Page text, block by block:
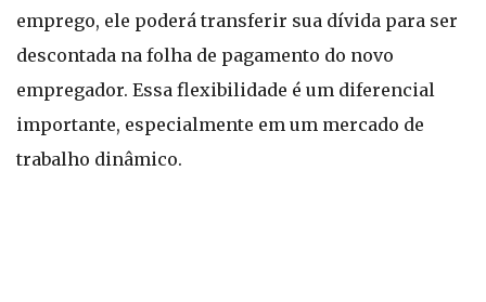
emprego, ele poderá transferir sua dívida para ser
descontada na folha de pagamento do novo
empregador. Essa flexibilidade é um diferencial
importante, especialmente em um mercado de
trabalho dinâmico.